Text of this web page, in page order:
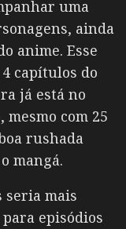
uma
ainda
anime. Esse
capítulos do
já está no
mesmo com 25
rushada
mangá.
seria mais
episódios